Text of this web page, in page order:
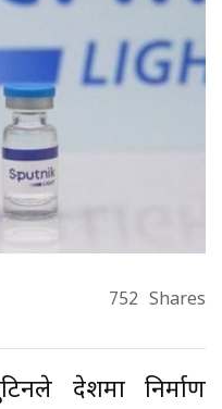
752 Shares
देशमा निर्माण